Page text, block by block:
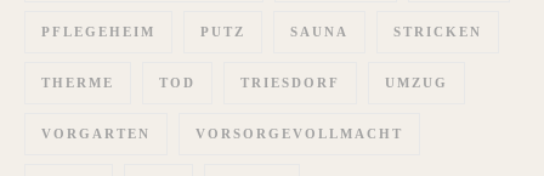
PFLEGEHEIM PUTZ SAUNA STRICKEN
THERME TOD TRIESDORF UMZUG
VORGARTEN VORSORGEVOLLMACHT